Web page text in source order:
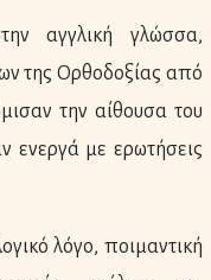
αγγλική γλώσσα,
της Ορθοδοξίας από
την αίθουσα του
ενεργά με ερωτήσεις
λόγο, ποιμαντική